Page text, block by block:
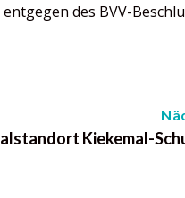
des BVV-
Kiekemal-